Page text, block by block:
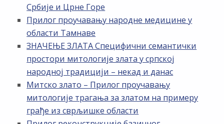
Србије и Црне Горе
Прилог проучавању народне медицине у
области Тамнаве
ЗНАЧЕЊЕ ЗЛАТА Специфични семантички
простори митологије злата у српској
народној традицији – некад и данас
Митско злато – Прилог проучавању
митологије трагања за златом на примеру
грађе из сврљишке области